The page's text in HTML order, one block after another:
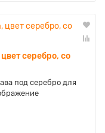
серебро, со
под серебро для